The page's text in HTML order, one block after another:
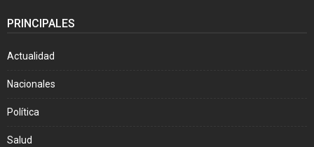
PRINCIPALES
Actualidad
Nacionales
Política
Salud